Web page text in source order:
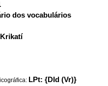
dos vocabulários
LPt: {DId (Vr)}